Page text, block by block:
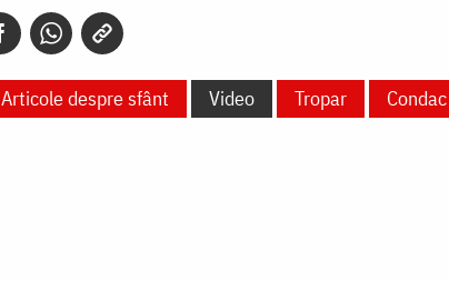
Articole despre sfânt Video Tropar Condac